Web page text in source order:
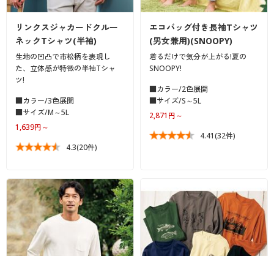
リンクスジャカードクルー
ネックTシャツ(半袖)
生地の凹凸で市松柄を表現し
た、立体感が特徴の半袖Tシャ
ツ!
■カラー/3色展開
■サイズ/M～5L
1,639円～
4.3(20件)
エコバッグ付き長袖Tシャツ
(男女兼用)(SNOOPY)
着るだけで気分が上がる!夏の
SNOOPY!
■カラー/2色展開
■サイズ/S～5L
2,871円～
4.41(32件)